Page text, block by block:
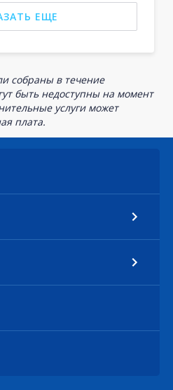
ЕЩЕ
собраны в течение
быть недоступны на момент
услуги может
плата.